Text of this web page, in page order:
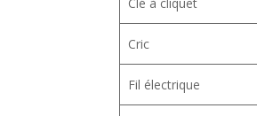
Cric
Fil électrique